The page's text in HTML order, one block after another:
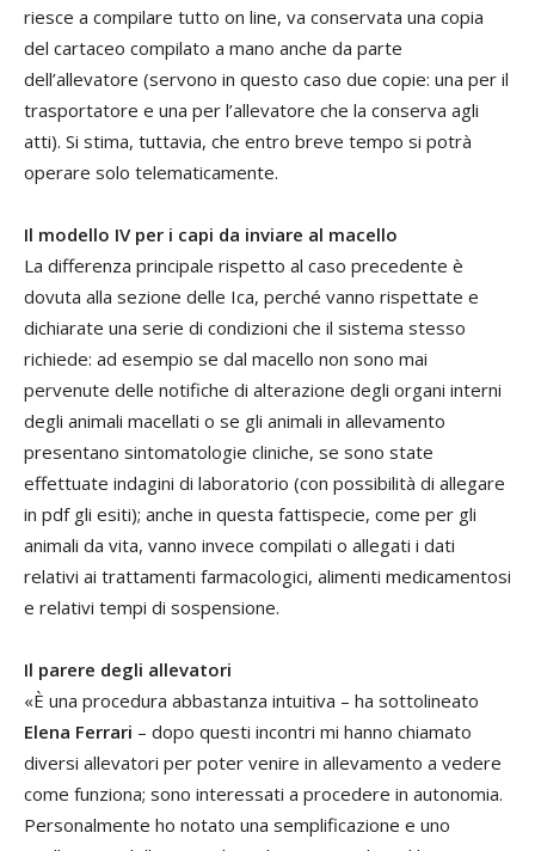
riesce a compilare tutto on line, va conservata una copia
del cartaceo compilato a mano anche da parte
dell’allevatore (servono in questo caso due copie: una per il
trasportatore e una per l’allevatore che la conserva agli
atti). Si stima, tuttavia, che entro breve tempo si potrà
operare solo telematicamente.
Il modello IV per i capi da inviare al macello
La differenza principale rispetto al caso precedente è
dovuta alla sezione delle Ica, perché vanno rispettate e
dichiarate una serie di condizioni che il sistema stesso
richiede: ad esempio se dal macello non sono mai
pervenute delle notifiche di alterazione degli organi interni
degli animali macellati o se gli animali in allevamento
presentano sintomatologie cliniche, se sono state
effettuate indagini di laboratorio (con possibilità di allegare
in pdf gli esiti); anche in questa fattispecie, come per gli
animali da vita, vanno invece compilati o allegati i dati
relativi ai trattamenti farmacologici, alimenti medicamentosi
e relativi tempi di sospensione.
Il parere degli allevatori
«È una procedura abbastanza intuitiva – ha sottolineato
Elena Ferrari – dopo questi incontri mi hanno chiamato
diversi allevatori per poter venire in allevamento a vedere
come funziona; sono interessati a procedere in autonomia.
Personalmente ho notato una semplificazione e uno